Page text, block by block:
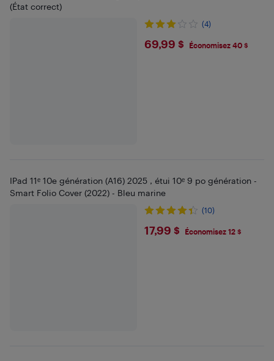
(État correct)
(4)
$69.99
69,99 $ Économisez 40 $
IPad 11ᵉ 10e génération (A16) 2025 , étui 10ᵉ 9 po génération -
Smart Folio Cover (2022) - Bleu marine
(10)
$17.99
17,99 $ Économisez 12 $